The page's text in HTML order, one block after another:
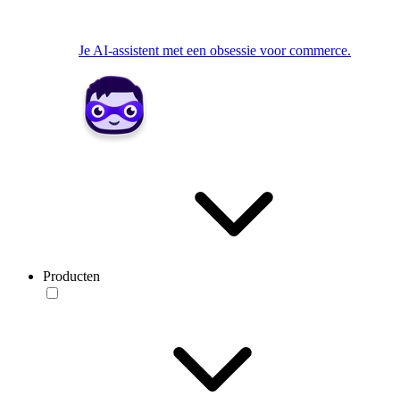
Je AI-assistent met een obsessie voor commerce.
Producten